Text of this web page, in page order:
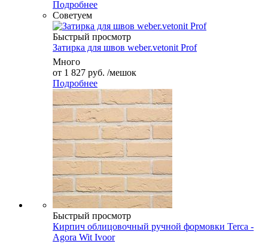
Подробнее
Советуем
Быстрый просмотр
Затирка для швов weber.vetonit Prof
Много
от 1 827 руб. /мешок
Подробнее
Быстрый просмотр
Кирпич облицовочный ручной формовки Terca -
Agora Wit Ivoor